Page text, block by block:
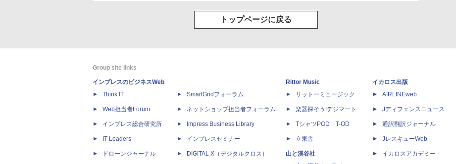
トップページに戻る
Group site links
インプレスのビジネスWeb
Think IT
Web担当者Forum
インプレス総合研究所
IT Leaders
ドローンジャーナル
SmartGridフォーラム
ネットショップ担当者フォーラム
Impress Business Library
インプレスセミナー
DIGITAL X（デジタルクロス）
Rittor Music
リットーミュージック
楽器探そう!デジマート
TシャツPOD T-OD
立東舎
山と溪谷社
イカロス出版
AIRLINEweb
Jディフェンスニュース
通訳翻訳ジャーナル
JレスキューWeb
イカロスアカデミー